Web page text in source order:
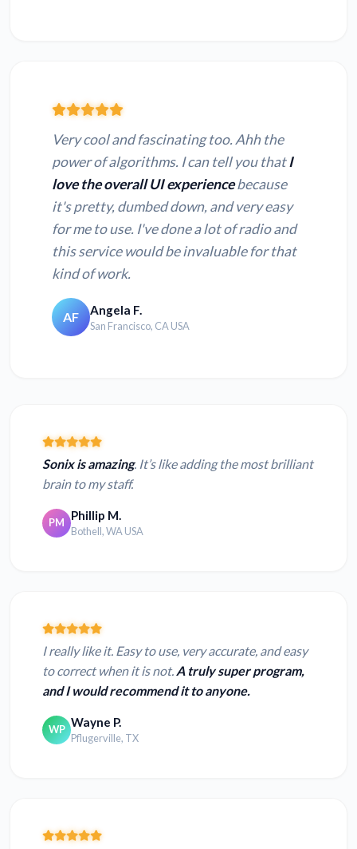
Very cool and fascinating too. Ahh the
power of algorithms. I can tell you thatI
love the overall UI experiencebecause
it's pretty, dumbed down, and very easy
for me to use. I've done a lot of radio and
this service would be invaluable for that
kind of work.
AF Angela F.
San Francisco, CA USA
Sonix is amazing. It’s like adding the most brilliant
brain to my staff.
PM Phillip M.
Bothell, WA USA
I really like it. Easy to use, very accurate, and easy
to correct when it is not. A truly super program,
and I would recommend it to anyone.
WP Wayne P.
Pflugerville, TX